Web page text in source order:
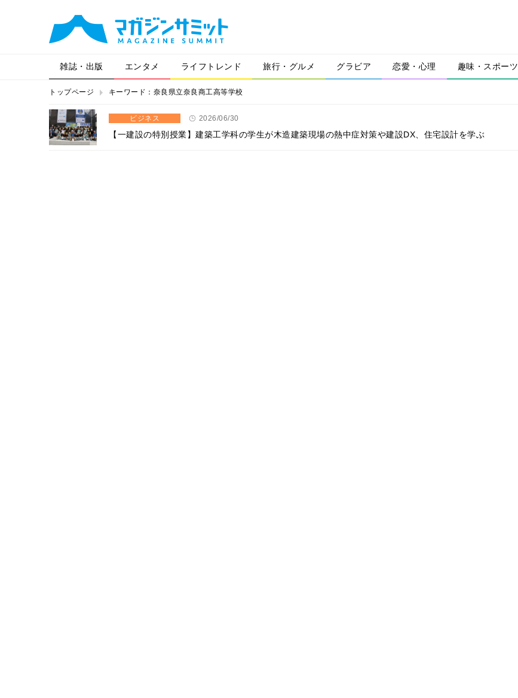
雑誌・出版 エンタメ ライフトレンド 旅行・グルメ グラビア 恋愛・心理 趣味・スポーツ
トップページ キーワード：奈良県立奈良商工高等学校
ビジネス 2026/06/30
【一建設の特別授業】建築工学科の学生が木造建築現場の熱中症対策や建設DX、住宅設計を学ぶ